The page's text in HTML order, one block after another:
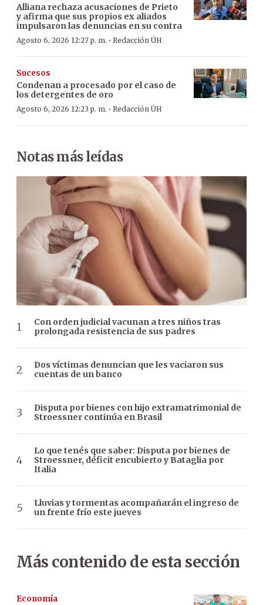
Alliana rechaza acusaciones de Prieto
y afirma que sus propios ex aliados
impulsaron las denuncias en su contra
Agosto 6, 2026 12:27 p. m. · Redacción ÚH
Sucesos
Condenan a procesado por el caso de
los detergentes de oro
Agosto 6, 2026 12:23 p. m. · Redacción ÚH
Notas más leídas
Con orden judicial vacunan a tres niños tras
prolongada resistencia de sus padres
Dos víctimas denuncian que les vaciaron sus
cuentas de un banco
Disputa por bienes con hijo extramatrimonial de
Stroessner continúa en Brasil
Lo que tenés que saber: Disputa por bienes de
Stroessner, déficit encubierto y Bataglia por
Italia
Lluvias y tormentas acompañarán el ingreso de
un frente frío este jueves
Más contenido de esta sección
Economía